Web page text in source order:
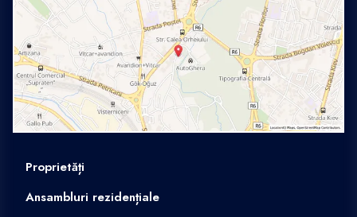
Proprietăți
Ansambluri rezidențiale